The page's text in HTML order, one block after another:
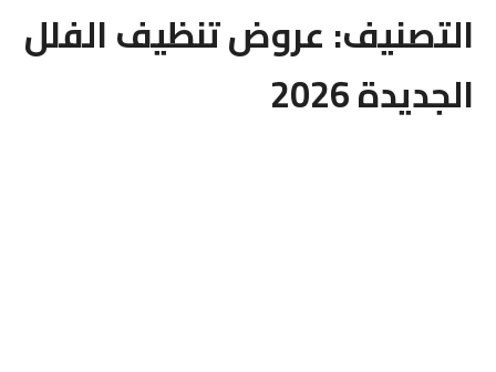
التصنيف:عروض تنظيف الفلل
الجديدة 2026